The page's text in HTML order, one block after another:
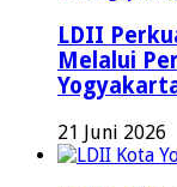
LDII
Melalui
21 Juni 2026